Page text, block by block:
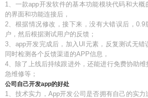
1、一款app开发软件的基本功能模块代码和大
的界面和功能连接后，
2、根据情况修改，接下来，没有大错误后，0.9
户，然后根据测试用户的反馈；
3、app开发完成后，加入UI元素，反复测试无错
同时检测各个反馈渠道的APP信息，
4、除了上线后持续跟进外，还能进行免费协助
急维修等；
公司自己开发app的好处
1、技术实力，App开发公司是否拥有自己的实